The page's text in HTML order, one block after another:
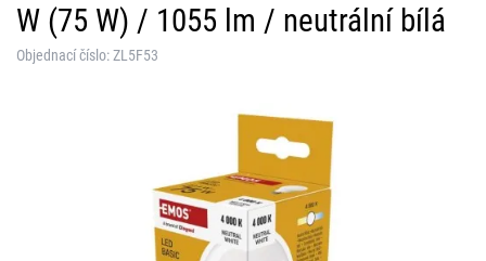
W (75 W) / 1055 lm / neutrální bílá
Objednací číslo: ZL5F53